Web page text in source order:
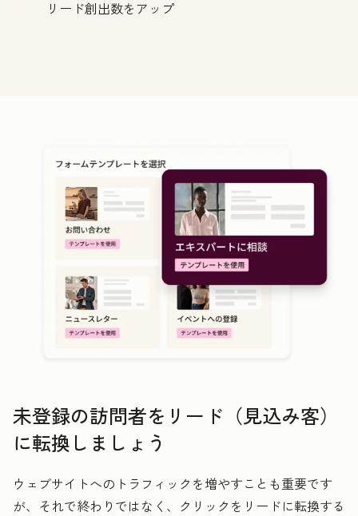
リード創出数をアップ
未登録の訪問者をリード（見込み客）
に転換しましょう
ウェブサイトへのトラフィックを増やすことも重要です
が、それで終わりではなく、クリックをリードに転換する